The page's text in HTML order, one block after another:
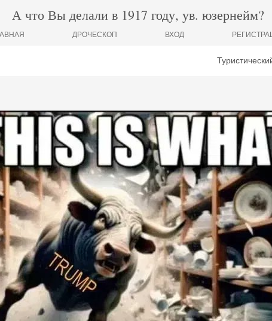
А что Вы делали в 1917 году, ув. юзернейм?
ДРОЧЕСКОП ВХОД